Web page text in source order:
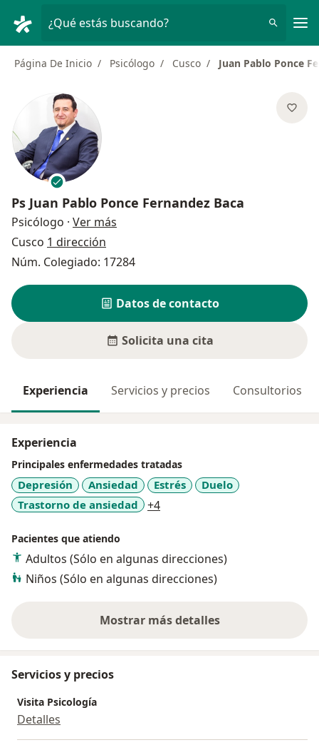
¿Qué estás buscando?
Página De Inicio Psicólogo Cusco Juan Pablo Ponce
Ps Juan Pablo Ponce Fernandez Baca
Psicólogo · Ver más
Cusco 1 dirección
Núm. Colegiado: 17284
Datos de contacto
Solicita una cita
Experiencia Servicios y precios Consultorios
Experiencia
Principales enfermedades tratadas
Depresión Ansiedad Estrés
Duelo
Trastorno de ansiedad
+4a11y_sr_more_diseases
Pacientes que atiendo
Adultos (Sólo en algunas direcciones)
Niños (Sólo en algunas direcciones)
Mostrar más detalles
sobre la experiencia
Servicios y precios
Visita Psicología
Detalles